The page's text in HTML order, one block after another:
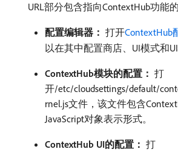
URL部分包含指向ContextHub功能
配置编辑器： ​打开ContextHub
以在其中配置商店、UI模式和UI
ContextHub模块的配置： ​打
开/etc/cloudsettings/default/
rnel.js文件，该文件包含
JavaScript对象表示形式。
ContextHub UI的配置： ​打